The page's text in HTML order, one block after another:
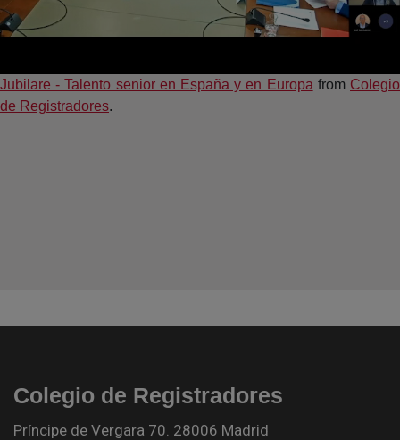
Jubilare - Talento senior en España y en Europa from Colegio
de Registradores.
Colegio de Registradores
Príncipe de Vergara 70. 28006 Madrid